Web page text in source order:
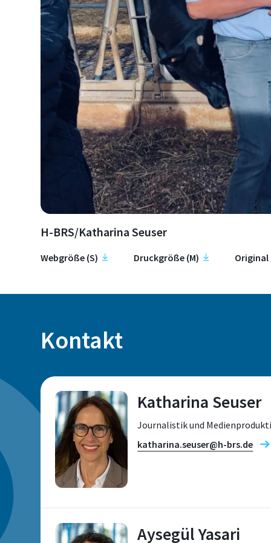
H-BRS/Katharina Seuser
Webgröße (S) Druckgröße (M) Original
Kontakt
Katharina Seuser
Journalistik und
katharina.seuser@h-brs.de
Standort Aysegül Yasari